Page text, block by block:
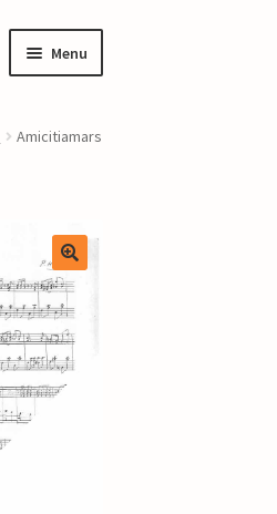
Menu
uitvouwen
Amicitiamars